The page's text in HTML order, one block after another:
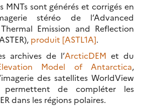
MNTs sont générés et corrigés en
stéréo de l’Advanced
Emission and Reflection
produit [ASTL1A].
archives de l’ArcticDEM et du
Model of Antarctica,
des satellites WorldView
permettent de compléter les
dans les régions polaires.